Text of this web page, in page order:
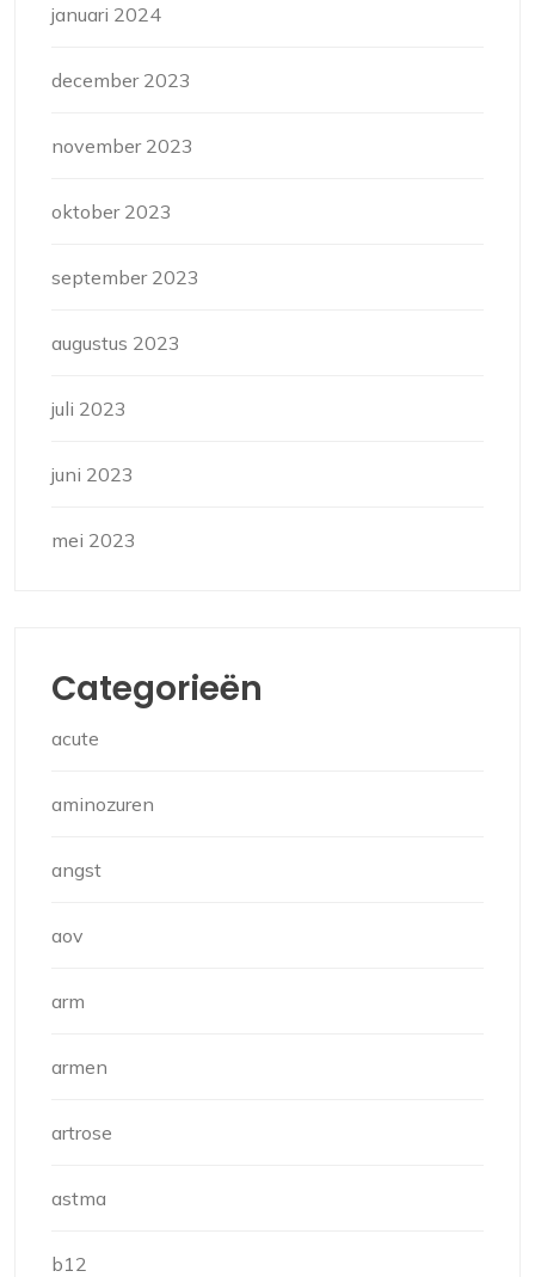
januari 2024
december 2023
november 2023
oktober 2023
september 2023
augustus 2023
juli 2023
juni 2023
mei 2023
Categorieën
acute
aminozuren
angst
aov
arm
armen
artrose
astma
b12